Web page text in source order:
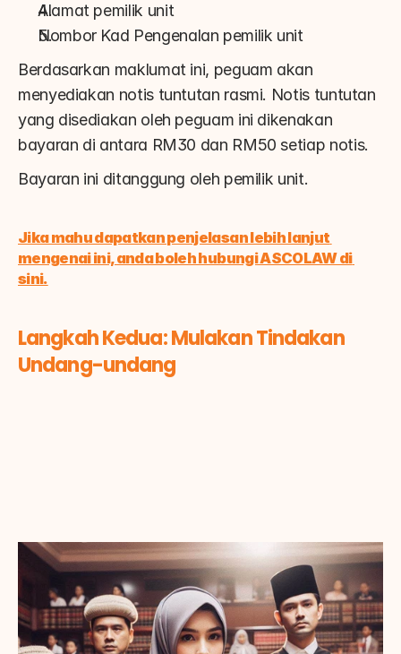
Alamat pemilik unit
Nombor Kad Pengenalan pemilik unit
Berdasarkan maklumat ini, peguam akan
menyediakan notis tuntutan rasmi. Notis tuntutan
yang disediakan oleh peguam ini dikenakan
bayaran di antara RM30 dan RM50 setiap notis.
Bayaran ini ditanggung oleh pemilik unit.
Jika mahu dapatkan penjelasan lebih lanjut
mengenai ini, anda boleh hubungi ASCOLAW di
sini.
Langkah Kedua: Mulakan Tindakan
Undang-undang